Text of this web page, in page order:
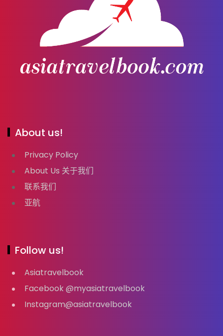
About us!
Privacy Policy
About Us 关于我们
联系我们
亚航
Follow us!
Asiatravelbook
Facebook @myasiatravelbook
Instagram@asiatravelbook